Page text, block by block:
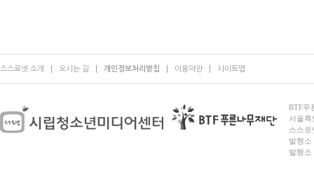
스스로넷 소개 오시는 길 개인정보처리방침 이용약관 사이트맵
BTF푸
서울
스스로
발행소
발행소